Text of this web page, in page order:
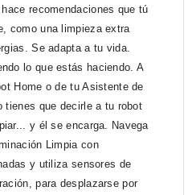
recomendaciones que tú
como una limpieza extra
Se adapta a tu vida.
lo que estás haciendo. A
Home o de tu Asistente de
tienes que decirle a tu robot
y él se encarga. Navega
Limpia con
y utiliza sensores de
para desplazarse por